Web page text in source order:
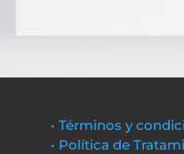
• Términos y
• Política de